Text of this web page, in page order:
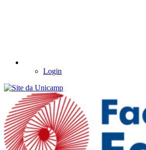
Login